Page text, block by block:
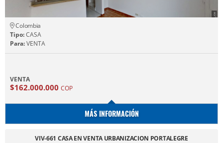
Colombia
Tipo:CASA
Para:VENTA
VENTA
$162.000.000 COP
MÁS INFORMACIÓN
VIV-661 CASA EN VENTA URBANIZACION PORTALEGRE